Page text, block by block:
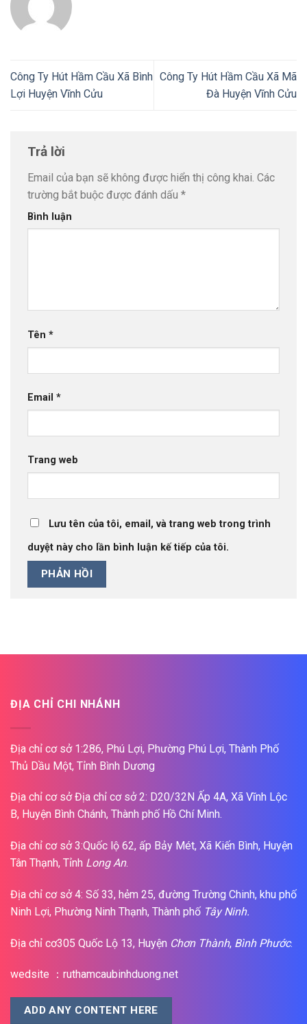
Công Ty Hút Hầm Cầu Xã Bình
Lợi Huyện Vĩnh Cửu
Công Ty Hút Hầm Cầu Xã Mã
Đà Huyện Vĩnh Cửu
Trả lời
Email của bạn sẽ không được hiển thị công khai. Các
trường bắt buộc được đánh dấu *
Bình luận
Tên *
Email *
Trang web
Lưu tên của tôi, email, và trang web trong trình
duyệt này cho lần bình luận kế tiếp của tôi.
ĐỊA CHỈ CHI NHÁNH
Địa chỉ cơ sở 1:286, Phú Lợi, Phường Phú Lợi, Thành Phố
Thủ Dầu Một, Tỉnh Bình Dương
Địa chỉ cơ sở Địa chỉ cơ sở 2: D20/32N Ấp 4A, Xã Vĩnh Lộc
B, Huyện Bình Chánh, Thành phố Hồ Chí Minh.
Địa chỉ cơ sở 3:Quốc lộ 62, ấp Bảy Mét, Xã Kiến Bình, Huyện
Tân Thạnh, Tỉnh Long An.
Địa chỉ cơ sở 4: Số 33, hẻm 25, đường Trường Chinh, khu phố
Ninh Lợi, Phường Ninh Thạnh, Thành phố Tây Ninh.
Địa chỉ cơ305 Quốc Lộ 13, Huyện Chơn Thành, Bình Phước.
wedsite ：ruthamcaubinhduong.net
ADD ANY CONTENT HERE